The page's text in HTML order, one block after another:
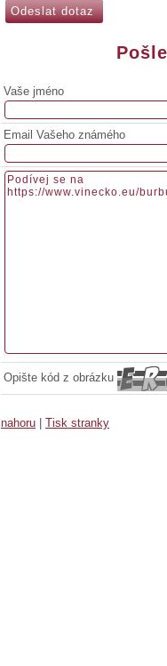
Vaše jméno
Email Vašeho známého
Opište kód z obrázku
nahoru Tisk stranky